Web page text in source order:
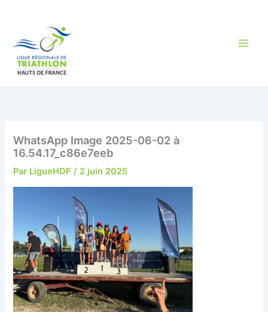
WhatsApp Image 2025-06-02 à
16.54.17_c86e7eeb
Par LigueHDF/ 2 juin 2025